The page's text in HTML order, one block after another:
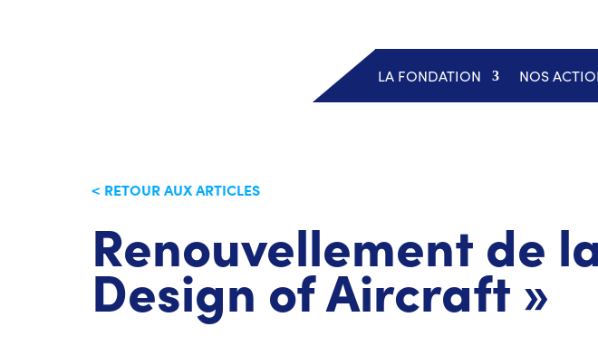
LA FONDATION NOS
< RETOUR AUX ARTICLES
Renouvellement de
Design of Aircraft »